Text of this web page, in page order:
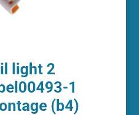
light 2
1
(b4)